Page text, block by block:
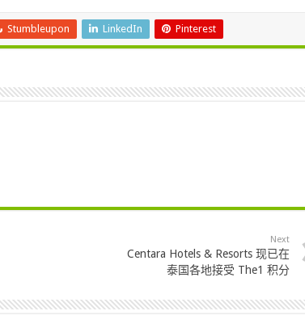
Stumbleupon LinkedIn Pinterest
Next
Centara Hotels & Resorts 现已在
泰国各地接受 The1 积分